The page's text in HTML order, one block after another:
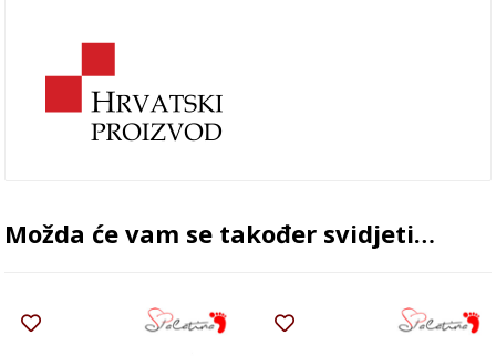
Možda će vam se također svidjeti…